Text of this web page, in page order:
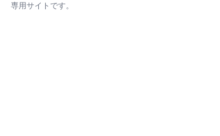
専用サイトです。